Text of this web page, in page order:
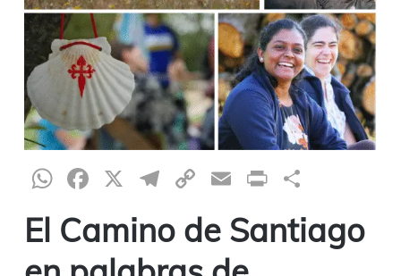
WhatsApp
Facebook
X Telegram
Copy
Link
EmailPrint
El Camino de Santiago